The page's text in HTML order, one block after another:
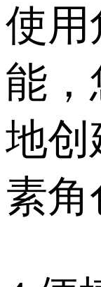
使用
能，
地创
素角